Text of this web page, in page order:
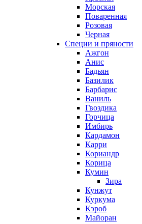
Морская
Поваренная
Розовая
Черная
Специи и пряности
Ажгон
Анис
Бадьян
Базилик
Барбарис
Ваниль
Гвоздика
Горчица
Имбирь
Кардамон
Карри
Кориандр
Корица
Кумин
Зира
Кунжут
Куркума
Кэроб
Майоран